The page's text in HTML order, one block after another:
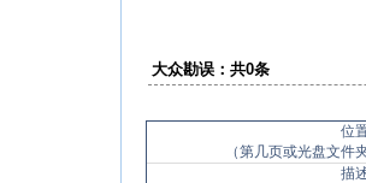
大众勘误：共0条
位
（第几页或光盘文件
描